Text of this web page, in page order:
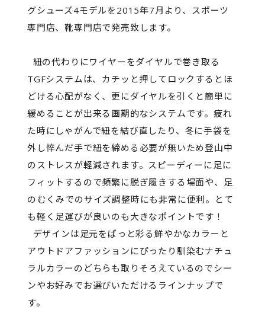
グシューズ4モデルを2015年7月より、スポーツ
専門店、靴専門店で発売致します。
紐の代わりにワイヤーをダイヤルで巻き取る
TGFシステムは、カチッと押してロックするとほ
どける心配がなく、更にダイヤルを引くと簡単に
緩めることが出来る画期的なシステムです。疲れ
た時にしゃがんで紐を結び直したり、冬に手袋を
外し悴んだ手で紐を締める必要が無いため登山中
のストレスが軽減されます。スピーディーに足に
フィットするので頻繁に脱ぎ履きする場面や、足
のむくみでのサイズ調整時にも非常に便利。とて
も軽く足運びが良いのも大きなポイントです！
デザインは足元をぱっと彩る鮮やかなカラーと
アウトドアファッションにぴったり馴染むナチュ
ラルカラーのどちらも取りそろえているのでシー
ンやお好みでお選びいただけるラインナップで
す。